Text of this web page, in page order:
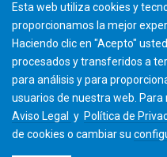
Esta web utiliza cookies y
proporcionamos la mejor
Haciendo clic en "Acepto"
procesados y transferidos a
para análisis y para
usuarios de nuestra web.
Aviso Legal
y Política de
de cookies o cambiar su